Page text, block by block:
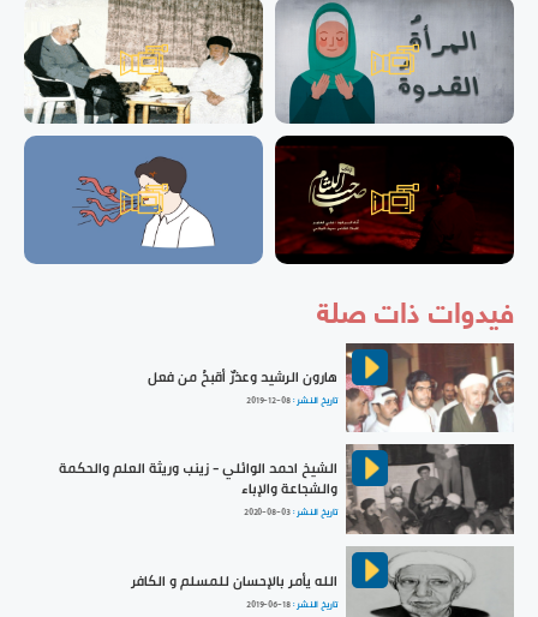
فيدوات ذات صلة
هارون الرشيد وعذرٌ أقبحُ من فعل
تاريخ النشر :2019-12-08
الشيخ احمد الوائلي - زينب وريثة العلم والحكمة
والشجاعة والإباء
تاريخ النشر :2020-08-03
الله يأمر بالإحسان للمسلم و الكافر
تاريخ النشر :2019-06-18